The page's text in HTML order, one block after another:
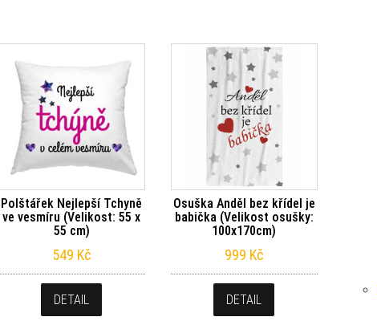
Polštářek Nejlepší Tchyně
ve vesmíru (Velikost: 55 x
55 cm)
549 Kč
DETAIL
Osuška Anděl bez křídel je
babička (Velikost osušky:
100x170cm)
999 Kč
DETAIL